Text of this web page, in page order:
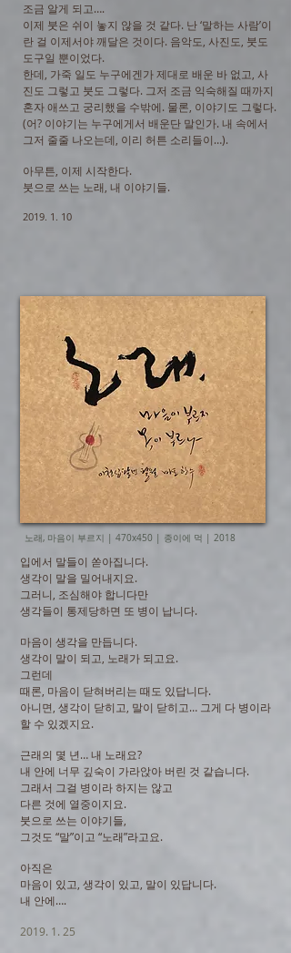
조금 알게 되고….
이제 붓은 쉬이 놓지 않을 것 같다. 난 ‘말하는 사람’이
란 걸 이제서야 깨달은 것이다. 음악도, 사진도, 붓도
도구일 뿐이었다.
한데, 가죽 일도 누구에겐가 제대로 배운 바 없고, 사
진도 그렇고 붓도 그렇다. 그저 조금 익숙해질 때까지
혼자 애쓰고 궁리했을 수밖에. 물론, 이야기도 그렇다.
(어? 이야기는 누구에게서 배운단 말인가. 내 속에서
그저 줄줄 나오는데, 이리 허튼 소리들이…).
아무튼, 이제 시작한다.
붓으로 쓰는 노래, 내 이야기들.
2019. 1. 10
노래, 마음이 부르지 | 470x450 | 종이에 먹 | 2018
입에서 말들이 쏟아집니다.
생각이 말을 밀어내지요.
그러니, 조심해야 합니다만
생각들이 통제당하면 또 병이 납니다.
마음이 생각을 만듭니다.
생각이 말이 되고, 노래가 되고요.
그런데
때론, 마음이 닫혀버리는 때도 있답니다.
아니면, 생각이 닫히고, 말이 닫히고… 그게 다 병이라
할 수 있겠지요.
근래의 몇 년… 내 노래요?
내 안에 너무 깊숙이 가라앉아 버린 것 같습니다.
그래서 그걸 병이라 하지는 않고
다른 것에 열중이지요.
붓으로 쓰는 이야기들,
그것도 “말”이고 “노래”라고요.
아직은
마음이 있고, 생각이 있고, 말이 있답니다.
내 안에….
2019. 1. 25